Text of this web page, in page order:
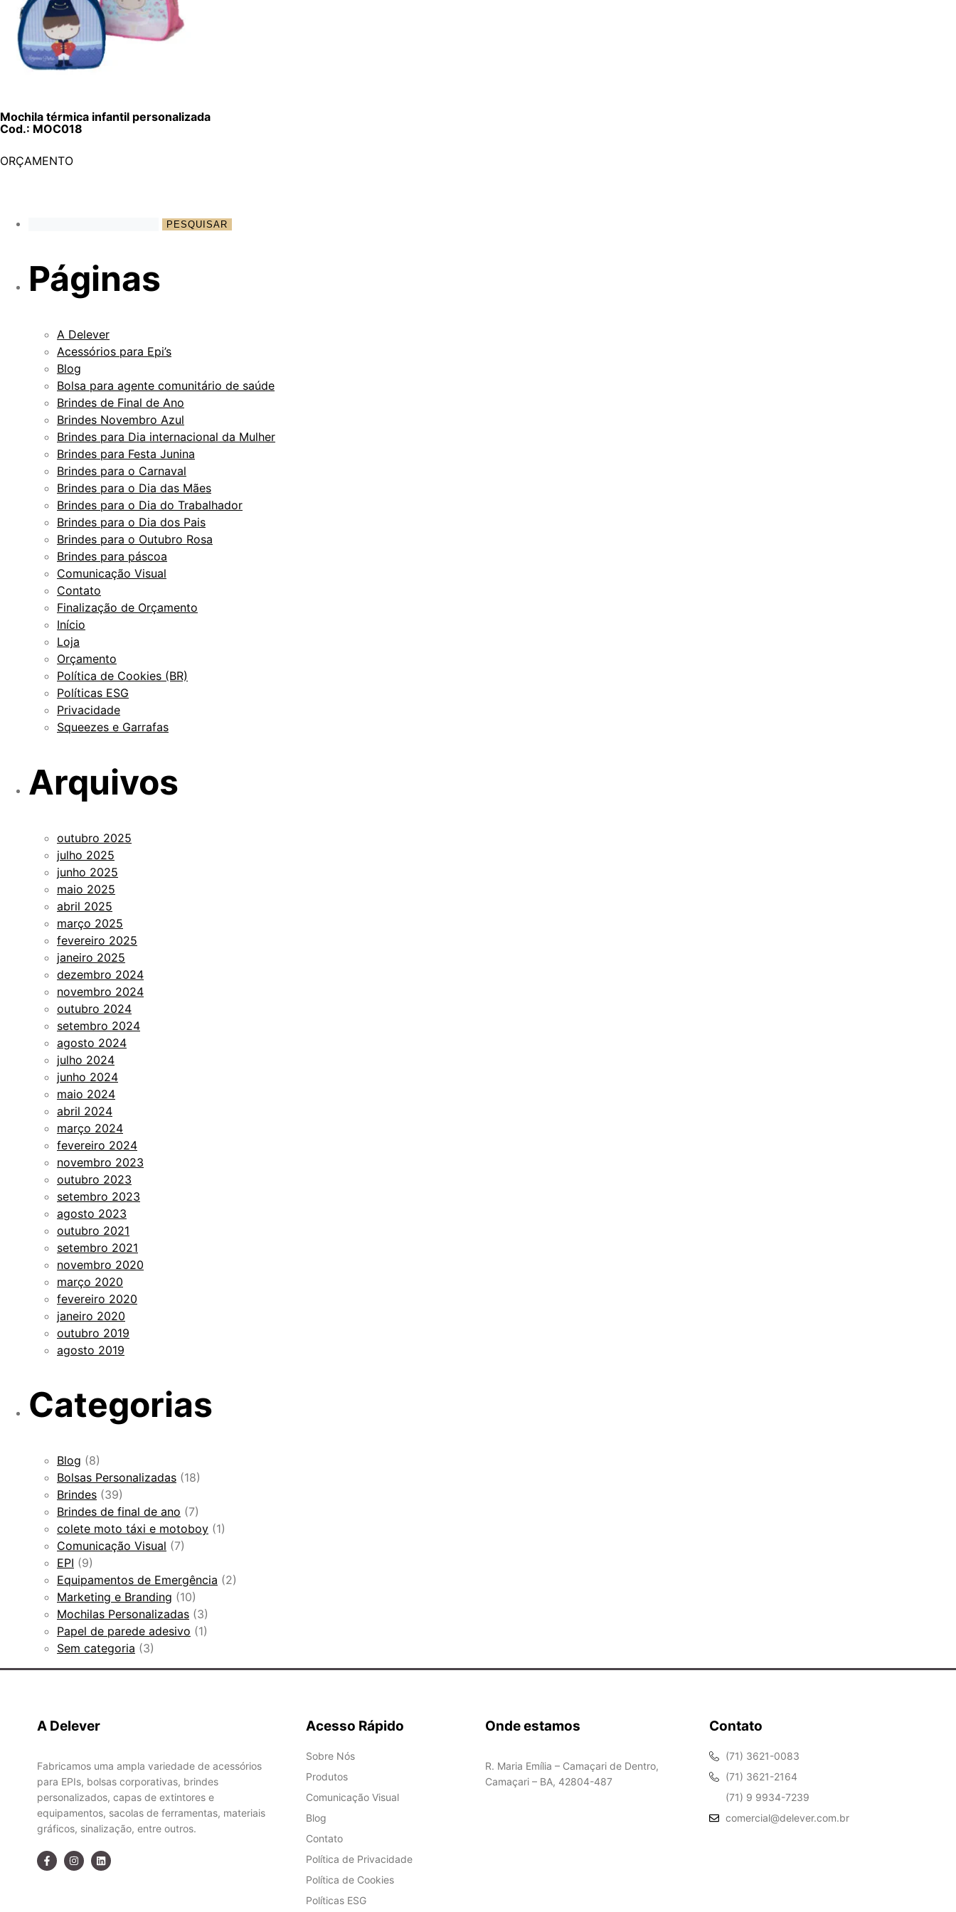
Mochila térmica infantil personalizada
Cod.: MOC018
ORÇAMENTO
Páginas
A Delever
Acessórios para Epi’s
Blog
Bolsa para agente comunitário de saúde
Brindes de Final de Ano
Brindes Novembro Azul
Brindes para Dia internacional da Mulher
Brindes para Festa Junina
Brindes para o Carnaval
Brindes para o Dia das Mães
Brindes para o Dia do Trabalhador
Brindes para o Dia dos Pais
Brindes para o Outubro Rosa
Brindes para páscoa
Comunicação Visual
Contato
Finalização de Orçamento
Início
Loja
Orçamento
Política de Cookies (BR)
Políticas ESG
Privacidade
Squeezes e Garrafas
Arquivos
outubro 2025
julho 2025
junho 2025
maio 2025
abril 2025
março 2025
fevereiro 2025
janeiro 2025
dezembro 2024
novembro 2024
outubro 2024
setembro 2024
agosto 2024
julho 2024
junho 2024
maio 2024
abril 2024
março 2024
fevereiro 2024
novembro 2023
outubro 2023
setembro 2023
agosto 2023
outubro 2021
setembro 2021
novembro 2020
março 2020
fevereiro 2020
janeiro 2020
outubro 2019
agosto 2019
Categorias
Blog (8)
Bolsas Personalizadas (18)
Brindes (39)
Brindes de final de ano (7)
colete moto táxi e motoboy (1)
Comunicação Visual (7)
EPI (9)
Equipamentos de Emergência (2)
Marketing e Branding (10)
Mochilas Personalizadas (3)
Papel de parede adesivo (1)
Sem categoria (3)
A Delever
Fabricamos uma ampla variedade de acessórios
para EPIs, bolsas corporativas, brindes
personalizados, capas de extintores e
equipamentos, sacolas de ferramentas, materiais
gráficos, sinalização, entre outros.
Acesso Rápido
Sobre Nós
Produtos
Comunicação Visual
Blog
Contato
Política de Privacidade
Política de Cookies
Políticas ESG
Onde estamos
R. Maria Emília – Camaçari de Dentro,
Camaçari – BA, 42804-487
Contato
(71) 3621-0083
(71) 3621-2164
(71) 9 9934-7239
comercial@delever.com.br